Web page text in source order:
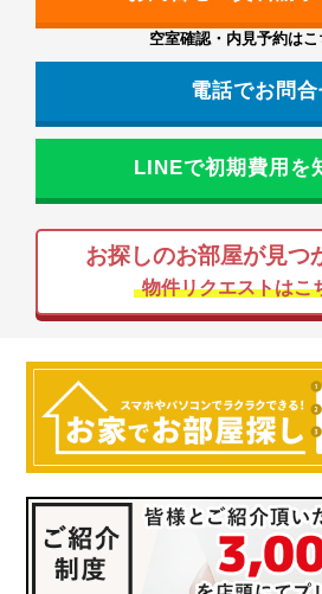
空室確認・内見予約はこ
電話でお問合
LINEで初期費用を
お探しのお部屋が見つ
物件リクエストはこ